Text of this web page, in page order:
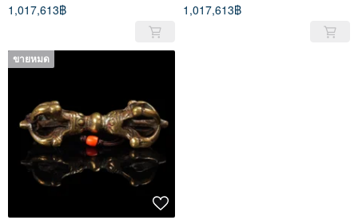
1,017,613฿
1,017,613฿
ขายหมด